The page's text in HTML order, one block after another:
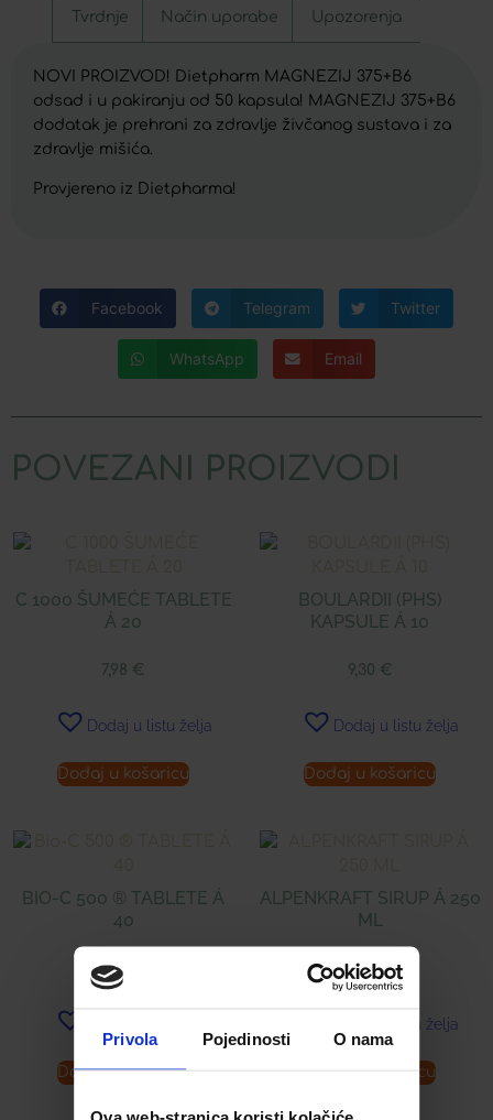
Privola Pojedinosti O nama
Ova web-stranica koristi kolačiće
Tvrdnje Način uporabe Upozorenja
NOVI PROIZVOD! Dietpharm MAGNEZIJ 375+B6
odsad i u pakiranju od 50 kapsula! MAGNEZIJ 375+B6
dodatak je prehrani za zdravlje živčanog sustava i za
zdravlje mišića.
Provjereno iz Dietpharma!
Facebook Telegram Twitter
WhatsApp Email
POVEZANI PROIZVODI
C 1000 ŠUMEĆE TABLETE
Á 20
7,98 €
Dodaj u listu želja
Dodaj u košaricu
BOULARDII (PHS)
KAPSULE Á 10
9,30 €
Dodaj u listu želja
Dodaj u košaricu
BIO-C 500 ® TABLETE Á
40
9,99
Dodaj u košaricu
ALPENKRAFT SIRUP Á 250
ML
16,99€
Dodaj u listu želja
Dodaj u košaricu